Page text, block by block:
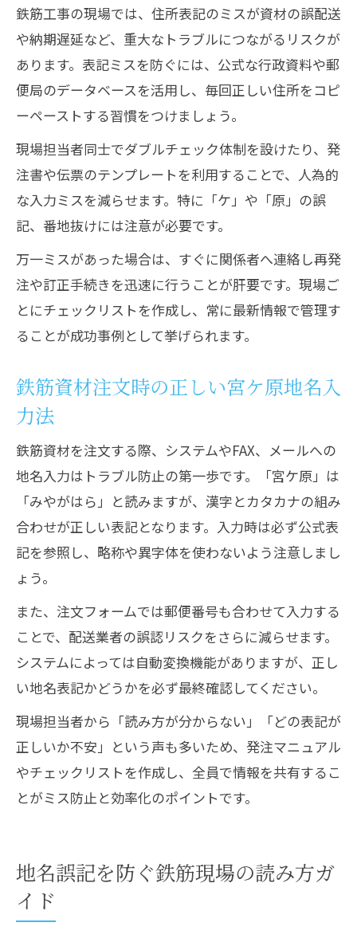
鉄筋工事の現場では、住所表記のミスが資材の誤配送
や納期遅延など、重大なトラブルにつながるリスクが
あります。表記ミスを防ぐには、公式な行政資料や郵
便局のデータベースを活用し、毎回正しい住所をコピ
ーペーストする習慣をつけましょう。
現場担当者同士でダブルチェック体制を設けたり、発
注書や伝票のテンプレートを利用することで、人為的
な入力ミスを減らせます。特に「ケ」や「原」の誤
記、番地抜けには注意が必要です。
万一ミスがあった場合は、すぐに関係者へ連絡し再発
注や訂正手続きを迅速に行うことが肝要です。現場ご
とにチェックリストを作成し、常に最新情報で管理す
ることが成功事例として挙げられます。
鉄筋資材注文時の正しい宮ケ原地名入
力法
鉄筋資材を注文する際、システムやFAX、メールへの
地名入力はトラブル防止の第一歩です。「宮ケ原」は
「みやがはら」と読みますが、漢字とカタカナの組み
合わせが正しい表記となります。入力時は必ず公式表
記を参照し、略称や異字体を使わないよう注意しまし
ょう。
また、注文フォームでは郵便番号も合わせて入力する
ことで、配送業者の誤認リスクをさらに減らせます。
システムによっては自動変換機能がありますが、正し
い地名表記かどうかを必ず最終確認してください。
現場担当者から「読み方が分からない」「どの表記が
正しいか不安」という声も多いため、発注マニュアル
やチェックリストを作成し、全員で情報を共有するこ
とがミス防止と効率化のポイントです。
地名誤記を防ぐ鉄筋現場の読み方ガ
イド